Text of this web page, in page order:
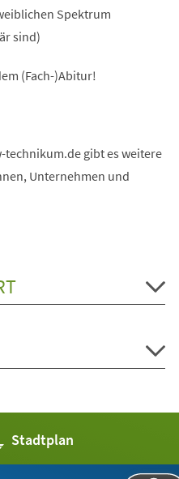
Spektrum
sind)
(Fach-)Abitur!
technikum.de gibt es weitere
Unternehmen und
Stadtplan